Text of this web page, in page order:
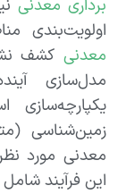
برداری معدنی
اولویت‌بندی
معدنیکشف
مدل‌سازی
زمین‌شناسی
معدنی مورد
این فرآیند